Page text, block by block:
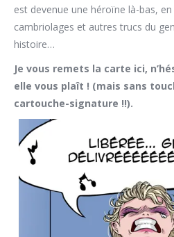
est devenue une héroïne là-bas,
cambriolages et autres trucs du
histoire…
Je vous remets la carte ici,
elle vous plaît ! (mais sans
cartouche-signature !!).